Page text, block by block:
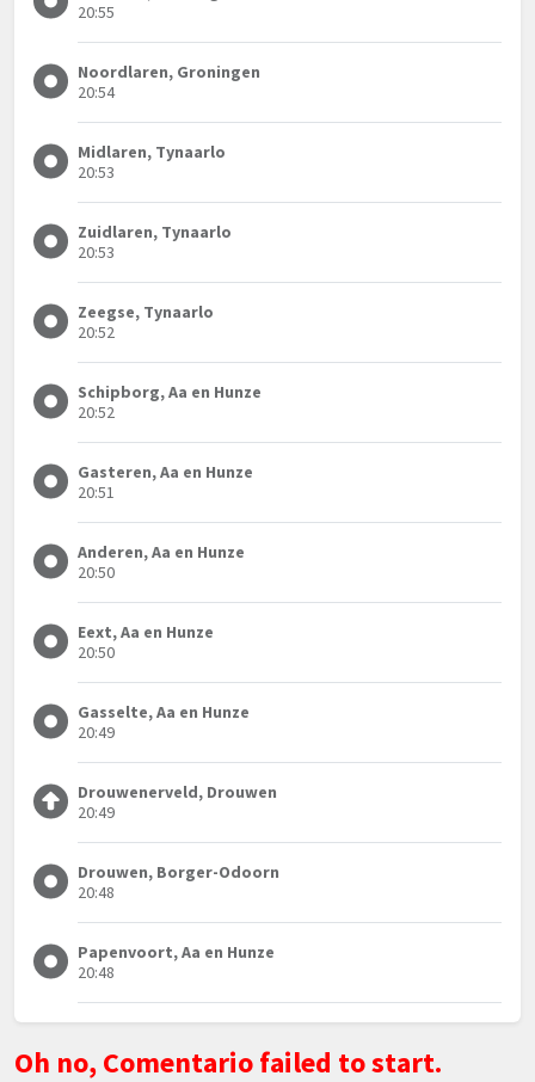
20:55
Noordlaren, Groningen
20:54
Midlaren, Tynaarlo
20:53
Zuidlaren, Tynaarlo
20:53
Zeegse, Tynaarlo
20:52
Schipborg, Aa en Hunze
20:52
Gasteren, Aa en Hunze
20:51
Anderen, Aa en Hunze
20:50
Eext, Aa en Hunze
20:50
Gasselte, Aa en Hunze
20:49
Drouwenerveld, Drouwen
20:49
Drouwen, Borger-Odoorn
20:48
Papenvoort, Aa en Hunze
20:48
Oh no, Comentario failed to start.